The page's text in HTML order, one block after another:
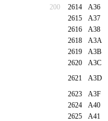
200
2614 A36
2615
A37
2616
A38
2618
A3A
2619
A3B
2620
A3C
2621
A3D
2623
A3F
2624
A40
2625
A41